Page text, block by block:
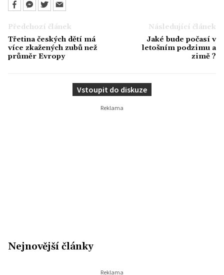
Předchozí článek
Třetina českých dětí má
více zkažených zubů než
průměr Evropy
Následující článek
Jaké bude počasí v
letošním podzimu a
zimě ?
Vstoupit do diskuze
Nejnovější články